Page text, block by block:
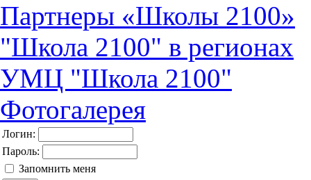
Партнеры «Школы 2100»
"Школа 2100" в регионах
УМЦ "Школа 2100"
Фотогалерея
Логин:
Пароль:
Запомнить меня